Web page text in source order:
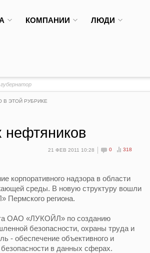
КОМПАНИИ ЛЮДИ
В ЭТОЙ РУБРИКЕ
нефтяников
21 ФЕВ 2011 10:28 0 318
надзора в области
среды. В новую структуру вошли
Пермского региона.
ОАО «ЛУКОЙЛ» по созданию
безопасности, охраны труда и
- обеспечение объективного и
в данных сферах.